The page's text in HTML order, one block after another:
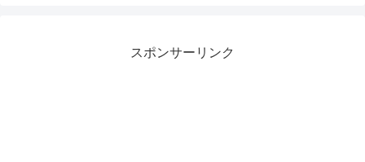
スポンサーリンク